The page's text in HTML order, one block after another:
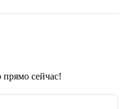
прямо сейчас!